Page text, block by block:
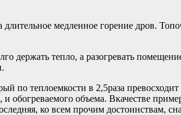
медленное горение дров.
держать тепло, а разогревать
по теплоемкости в 2,5раза
обогреваемого объема. Вкачестве
ко всем прочим достоинствам,